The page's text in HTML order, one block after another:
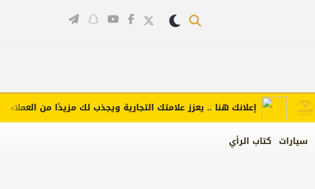
سيارات كتاب الرأي
إعلانك هنا .. يعزز علامتك التجارية ويجذب لك مزيدًا من العملاء (اضغط